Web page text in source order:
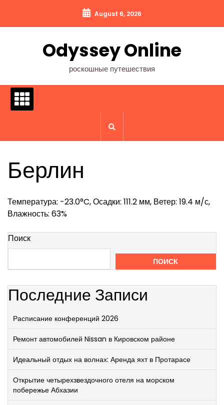
содержимому
August 6, 2026
Odyssey Online
роскошные путешествия
Берлин
Температура: -23.0°C, Осадки: 111.2 мм, Ветер: 19.4 м/с,
Влажность: 63%
Поиск
ПОИСК
Последние Записи
Расписание конференций 2026
Ремонт автомобилей Nissan в Кировском районе
Идеальный отдых на волнах: Аренда яхт в Протарасе
Открытие четырехзвездочного отеля на морском
побережье Абхазии